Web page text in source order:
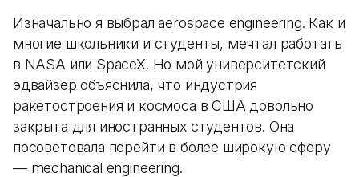
Изначально я выбрал aerospace engineering. Как и
многие школьники и студенты, мечтал работать
в NASA или SpaceX. Но мой университетский
эдвайзер объяснила, что индустрия
ракетостроения и космоса в США довольно
закрыта для иностранных студентов. Она
посоветовала перейти в более широкую сферу
— mechanical engineering.